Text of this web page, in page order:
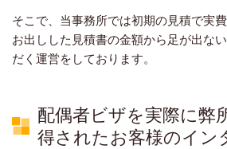
そこで、当事務所では初期の見積で実
お出しした見積書の金額から足が出な
だく運営をしております。
配偶者ビザを実際に弊
得されたお客様のイン